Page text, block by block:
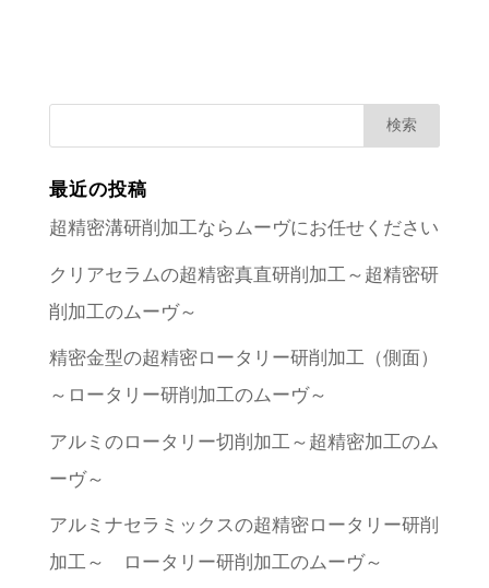
最近の投稿
超精密溝研削加工ならムーヴにお任せください
クリアセラムの超精密真直研削加工～超精密研
削加工のムーヴ～
精密金型の超精密ロータリー研削加工（側面）
～ロータリー研削加工のムーヴ～
アルミのロータリー切削加工～超精密加工のム
ーヴ～
アルミナセラミックスの超精密ロータリー研削
加工～ ロータリー研削加工のムーヴ～